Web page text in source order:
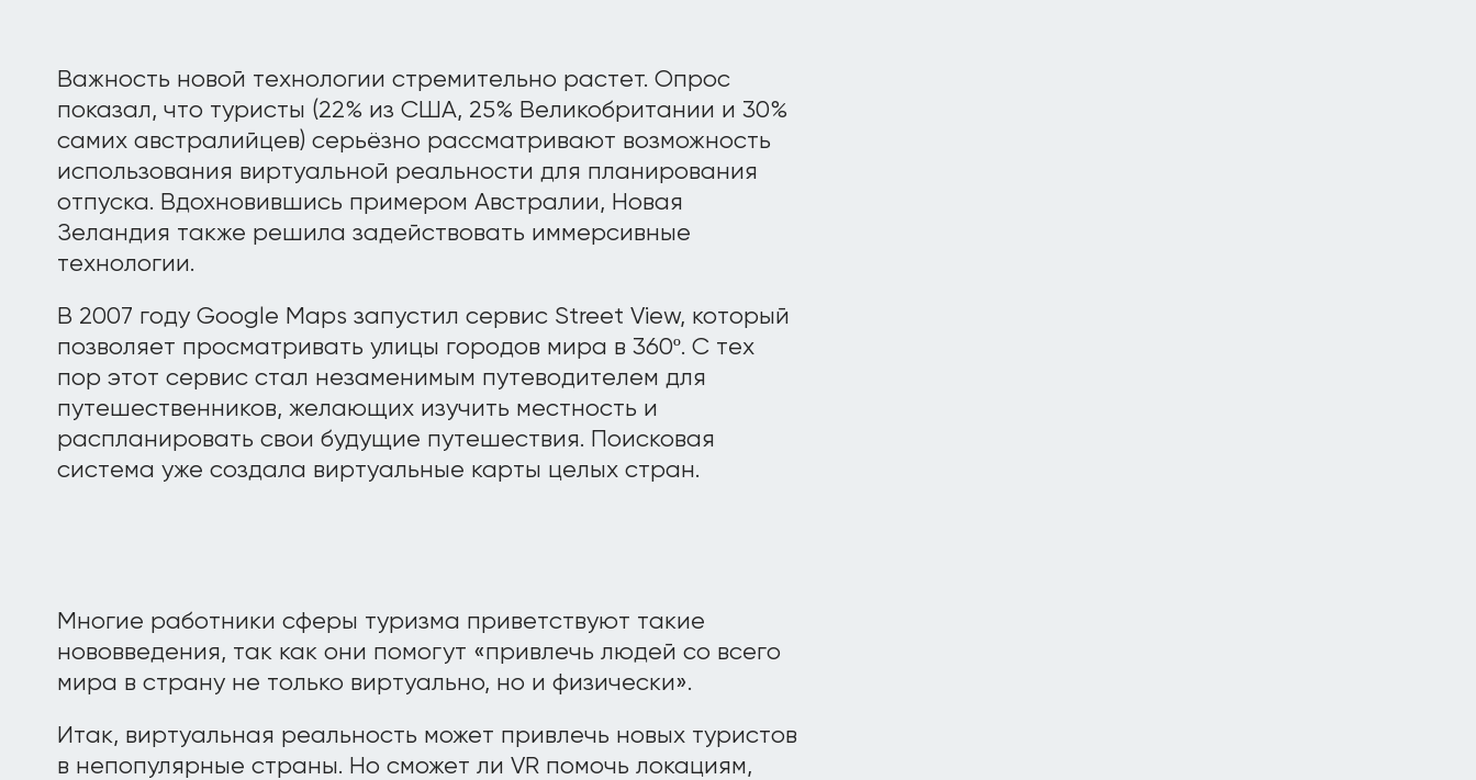
Важность новой технологии стремительно растет. Опрос
показал, что туристы (22% из США, 25% Великобритании и 30%
самих австралийцев) серьёзно рассматривают возможность
использования виртуальной реальности для планирования
отпуска. Вдохновившись примером Австралии, Новая
Зеландия также решила задействовать иммерсивные
технологии.
В 2007 году Google Maps запустил сервис Street View, который
позволяет просматривать улицы городов мира в 360º. С тех
пор этот сервис стал незаменимым путеводителем для
путешественников, желающих изучить местность и
распланировать свои будущие путешествия. Поисковая
система уже создала виртуальные карты целых стран.
Многие работники сферы туризма приветствуют такие
нововведения, так как они помогут «привлечь людей со всего
мира в страну не только виртуально, но и физически».
Итак, виртуальная реальность может привлечь новых туристов
в непопулярные страны. Но сможет ли VR помочь локациям,